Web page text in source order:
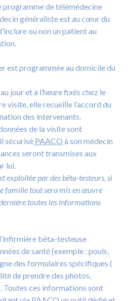
programme de télémédecine
généraliste est au cœur du
ou non un patient au
est programmée au domicile du
jour et à l’heure fixés chez le
visite, elle recueille l’accord du
des intervenants.
de la visite sont
sécurisé PAACO à son médecin
seront transmises aux
lui.
exploitée par des bêta-testeurs, si
famille tout sera mis en œuvre
toutes les informations
bêta-testeuse
de santé (exemple : pouls,
des formulaires spécifiques (
de prendre des photos,
Toutes ces informations sont